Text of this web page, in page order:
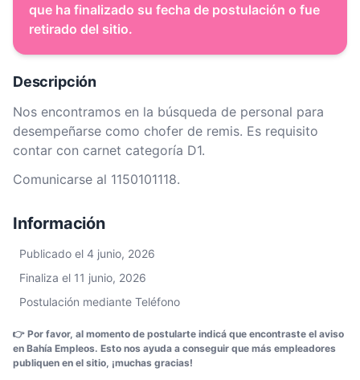
que ha finalizado su fecha de postulación o fue
retirado del sitio.
Descripción
Nos encontramos en la búsqueda de personal para
desempeñarse como chofer de remis. Es requisito
contar con carnet categoría D1.
Comunicarse al 1150101118.
Información
Publicado el 4 junio, 2026
Finaliza el 11 junio, 2026
Postulación mediante Teléfono
👉 Por favor, al momento de postularte indicá que encontraste el aviso
en Bahía Empleos. Esto nos ayuda a conseguir que más empleadores
publiquen en el sitio, ¡muchas gracias!